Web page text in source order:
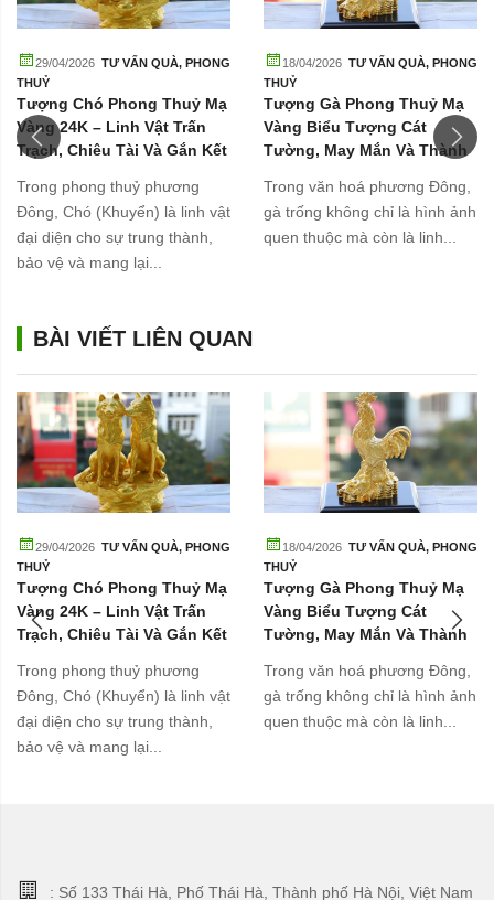
29/04/2026 TƯ VẤN QUÀ, PHONG
THUỶ
Tượng Chó Phong Thuỷ Mạ
Vàng 24K – Linh Vật Trấn
Trạch, Chiêu Tài Và Gắn Kết
Trong phong thuỷ phương
Đông, Chó (Khuyển) là linh vật
đại diện cho sự trung thành,
bảo vệ và mang lại...
18/04/2026 TƯ VẤN QUÀ, PHONG
THUỶ
Tượng Gà Phong Thuỷ Mạ
Vàng Biểu Tượng Cát
Tường, May Mắn Và Thành
Trong văn hoá phương Đông,
gà trống không chỉ là hình ảnh
quen thuộc mà còn là linh...
BÀI VIẾT LIÊN QUAN
29/04/2026 TƯ VẤN QUÀ, PHONG
THUỶ
Tượng Chó Phong Thuỷ Mạ
Vàng 24K – Linh Vật Trấn
Trạch, Chiêu Tài Và Gắn Kết
Trong phong thuỷ phương
Đông, Chó (Khuyển) là linh vật
đại diện cho sự trung thành,
bảo vệ và mang lại...
18/04/2026 TƯ VẤN QUÀ, PHONG
THUỶ
Tượng Gà Phong Thuỷ Mạ
Vàng Biểu Tượng Cát
Tường, May Mắn Và Thành
Trong văn hoá phương Đông,
gà trống không chỉ là hình ảnh
quen thuộc mà còn là linh...
: Số 133 Thái Hà, Phố Thái Hà, Thành phố Hà Nội, Việt Nam